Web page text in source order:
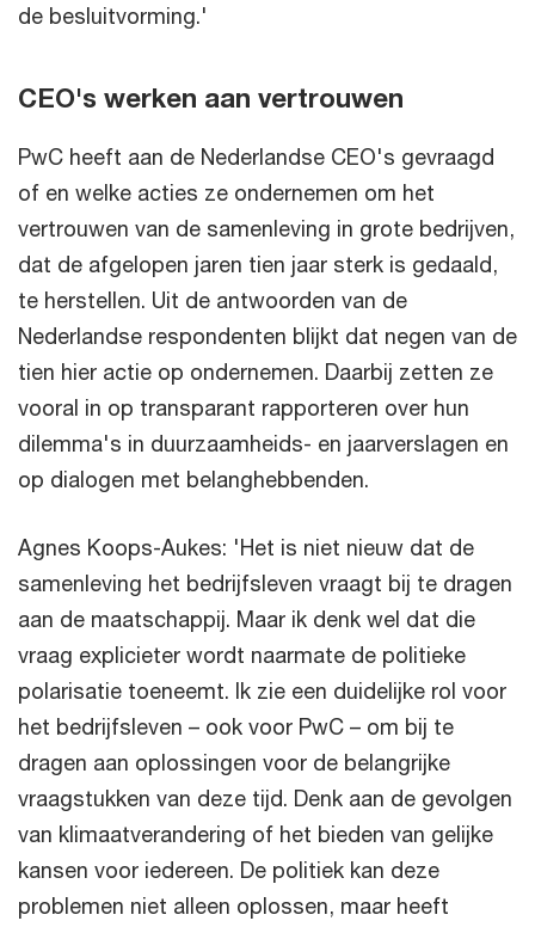
de besluitvorming.'
CEO's werken aan vertrouwen
PwC heeft aan de Nederlandse CEO's gevraagd
of en welke acties ze ondernemen om het
vertrouwen van de samenleving in grote bedrijven,
dat de afgelopen jaren tien jaar sterk is gedaald,
te herstellen. Uit de antwoorden van de
Nederlandse respondenten blijkt dat negen van de
tien hier actie op ondernemen. Daarbij zetten ze
vooral in op transparant rapporteren over hun
dilemma's in duurzaamheids- en jaarverslagen en
op dialogen met belanghebbenden.
Agnes Koops-Aukes: 'Het is niet nieuw dat de
samenleving het bedrijfsleven vraagt bij te dragen
aan de maatschappij. Maar ik denk wel dat die
vraag explicieter wordt naarmate de politieke
polarisatie toeneemt. Ik zie een duidelijke rol voor
het bedrijfsleven – ook voor PwC – om bij te
dragen aan oplossingen voor de belangrijke
vraagstukken van deze tijd. Denk aan de gevolgen
van klimaatverandering of het bieden van gelijke
kansen voor iedereen. De politiek kan deze
problemen niet alleen oplossen, maar heeft